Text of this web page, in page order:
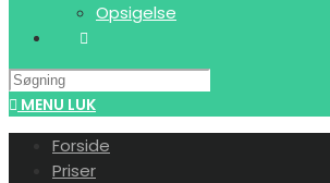
Opsigelse
Search
this
website
MENU LUK
Forside
Priser